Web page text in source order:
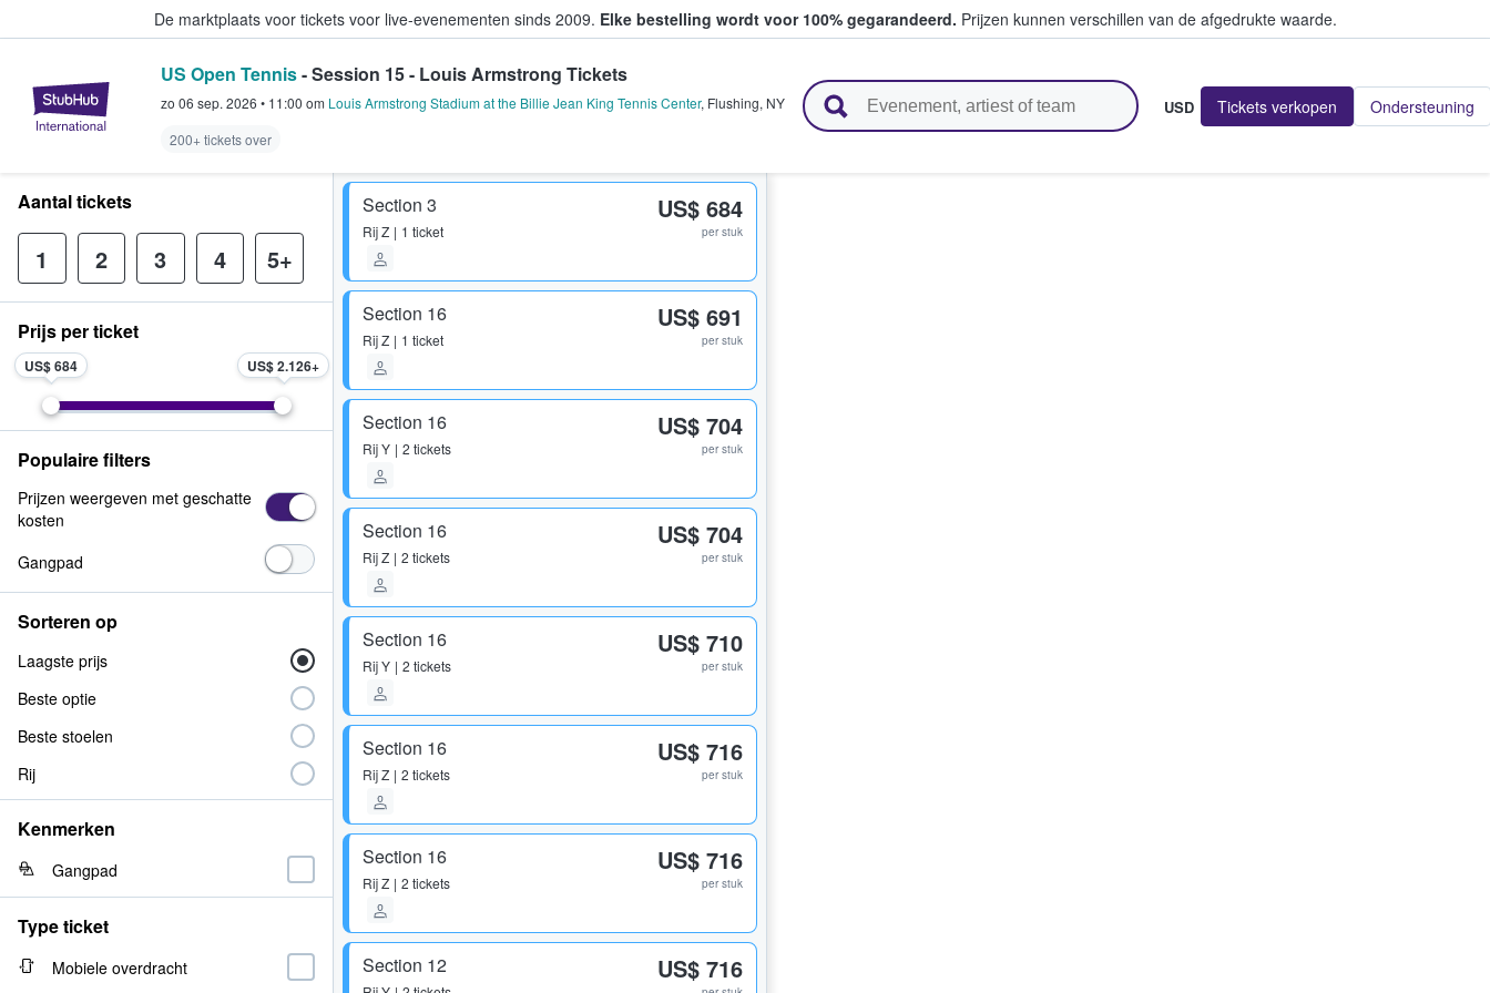
De marktplaats voor tickets voor live-evenementen sinds 2009. Elke bestelling wordt voor 100% gegarandeerd. Prijzen kunnen verschillen van de afgedrukte waarde.
StubHub: waar fans tickets kopen en verkopen
US Open Tennis- Session 15 - Louis Armstrong Tickets
zo 06 sep. 2026 • 11:00 om Louis Armstrong Stadium at the Billie Jean King Tennis Center, Flushing, NY
200+ tickets over
USD Tickets verkopen Ondersteuning
Section 3
RijZ 1 ticket
US$ 684
per stuk
Section 16
RijZ 1 ticket
US$ 691
per stuk
Section 16
RijY 2 tickets
US$ 704
per stuk
Section 16
RijZ 2 tickets
US$ 704
per stuk
Section 16
RijY 2 tickets
US$ 710
per stuk
Section 16
RijZ 2 tickets
US$ 716
per stuk
Section 16
RijZ 2 tickets
US$ 716
per stuk
Section 12 US$ 716
Aantal tickets
1 2 3 4 5+
Prijs per ticket
US$ 684 US$ 2.126
Populaire filters
Prijzen weergeven met geschatte
kosten
Gangpad
Sorteren op
Laagste prijs
Beste optie
Beste stoelen
Rij
Kenmerken
Gangpad
Type ticket
Mobiele overdracht